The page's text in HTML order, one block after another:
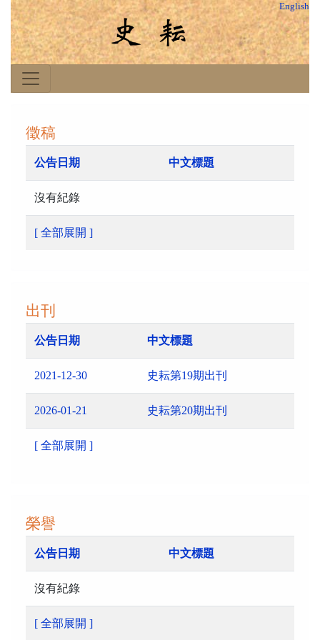
English
徵稿
公告日期 中文標題
沒有紀錄
[ 全部展開 ]
出刊
公告日期 中文標題
2021-12-30 史耘第19期出刊
2026-01-21 史耘第20期出刊
[ 全部展開 ]
榮譽
公告日期 中文標題
沒有紀錄
[ 全部展開 ]